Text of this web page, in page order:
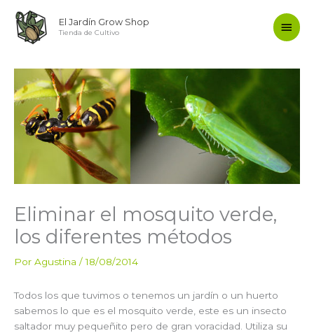
contenido
El Jardín Grow Shop
Tienda de Cultivo
Eliminar el mosquito verde,
los diferentes métodos
Por Agustina /18/08/2014
Todos los que tuvimos o tenemos un jardín o un huerto
sabemos lo que es el mosquito verde, este es un insecto
saltador muy pequeñito pero de gran voracidad. Utiliza su